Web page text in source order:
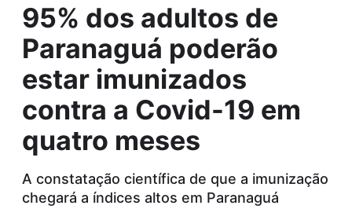
95% dos adultos de
Paranaguá poderão
estar imunizados
contra a Covid-19 em
quatro meses
A constatação científica de que a imunização
chegará a índices altos em Paranaguá